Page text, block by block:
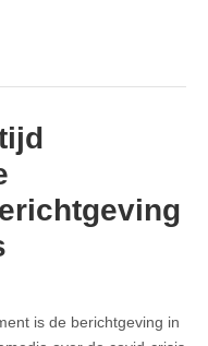
is de berichtgeving in